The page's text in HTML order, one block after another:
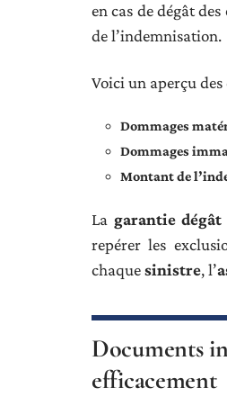
en cas de dégât
de l’indemnisation.
Voici un aperçu
Dommages
Dommages
Montant de
La garantie dégât
repérer les
chaquesinistre, l’
Documents
efficacement